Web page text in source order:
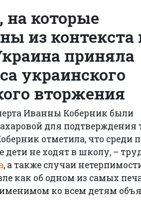
на которые
из контекста
приняла
украинского
вторжения
Иванны Коберник были
для подтверждения
отметила, что среди
не ходят в школу, –
, а также случаи
как об одном из самых
ко всем детям